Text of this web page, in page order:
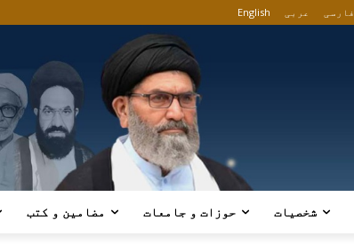
English عربی فارسی
شخصیات حوزات و جامعات مضامین و کتب